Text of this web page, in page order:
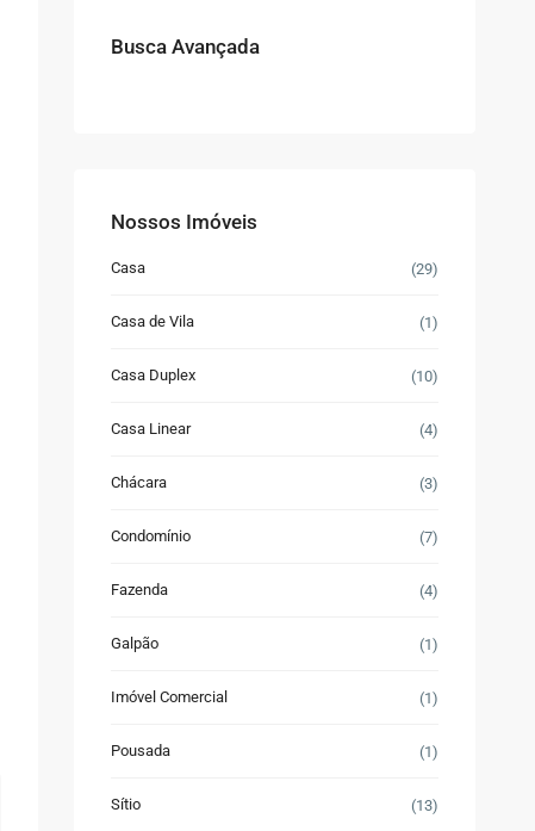
Busca Avançada
Nossos Imóveis
Casa (29)
Casa de Vila (1)
Casa Duplex (10)
Casa Linear (4)
Chácara (3)
Condomínio (7)
Fazenda (4)
Galpão (1)
Imóvel Comercial (1)
Pousada (1)
Sítio (13)